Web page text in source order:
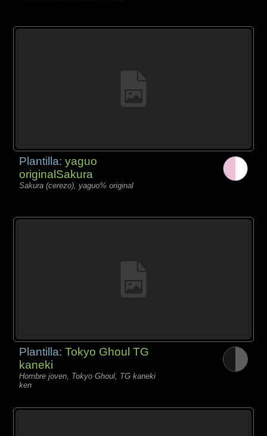
Plantilla:yaguo
originalSakura
Sakura (cerezo), yaguo% original
Plantilla:Tokyo Ghoul TG
kaneki
Hombre joven, Tokyo Ghoul, TG kaneki
ken